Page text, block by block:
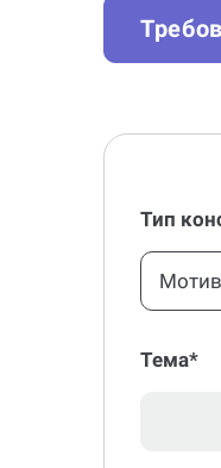
Тип
Тема*